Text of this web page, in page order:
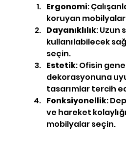
Ergonomi:
koruyan
Dayanıklılık: Uzun
kullanılabilecek
seçin.
Estetik: Ofisin
dekorasyonuna
tasarımlar tercih
Fonksiyonellik:
ve hareket
mobilyalar seçin.